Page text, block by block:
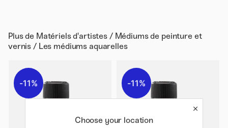
Plus de Matériels d'artistes / Médiums de peinture et
vernis / Les médiums aquarelles
11% 11%
Choose your location